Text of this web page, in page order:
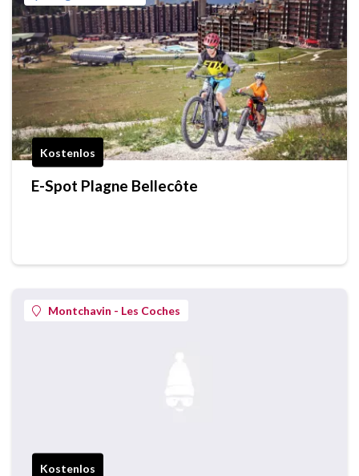
Kostenlos
E-Spot Plagne Bellecôte
Montchavin - Les Coches
Kostenlos